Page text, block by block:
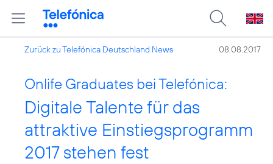
Zurück zu Telefónica Deutschland News 08.08.2017
Onlife Graduates bei Telefónica:
Digitale Talente für das
attraktive Einstiegsprogramm
2017 stehen fest